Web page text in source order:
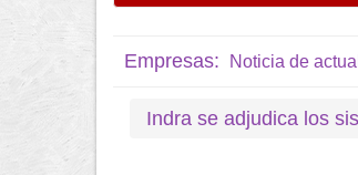
Empresas: Noticia de
Indra se adjudica los